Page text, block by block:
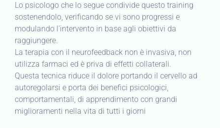
Lo psicologo che lo segue condivide questo training
sostenendolo, verificando se vi sono progressi e
modulando l’intervento in base agli obiettivi da
raggiungere.
La terapia con il neurofeedback non è invasiva, non
utilizza farmaci ed è priva di effetti collaterali.
Questa tecnica riduce il dolore portando il cervello ad
autoregolarsi e porta dei benefici psicologici,
comportamentali, di apprendimento con grandi
miglioramenti nella vita di tutti i giorni